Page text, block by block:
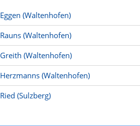
Eggen (Waltenhofen)
Rauns (Waltenhofen)
Greith (Waltenhofen)
Herzmanns (Waltenhofen)
Ried (Sulzberg)